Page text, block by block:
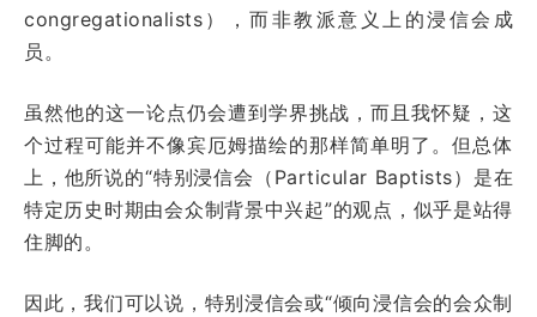
congregationalists），而非教派意义上的浸信会成
员。
虽然他的这一论点仍会遭到学界挑战，而且我怀疑，这
个过程可能并不像宾厄姆描绘的那样简单明了。但总体
上，他所说的“特别浸信会（Particular Baptists）是在
特定历史时期由会众制背景中兴起”的观点，似乎是站得
住脚的。
因此，我们可以说，特别浸信会或“倾向浸信会的会众制